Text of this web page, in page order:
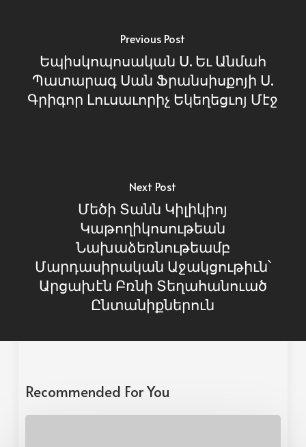
Previous Post
Եպիսկոպոսական Ս. Եւ Անմահ
Պատարագ Սան Ֆրանսիսքոյի Ս.
Գրիգոր Լուսաւորիչ Եկեղեցւոյ Մէջ
Next Post
Մեծի Տանն Կիլիկիոյ
Կաթողիկոսութեան
Նախաձեռնութեամբ
Մարդասիրական Աջակցութիւն՝
Արցախէն Բռնի Տեղահանուած
Ընտանիքներուն
Recommended For You